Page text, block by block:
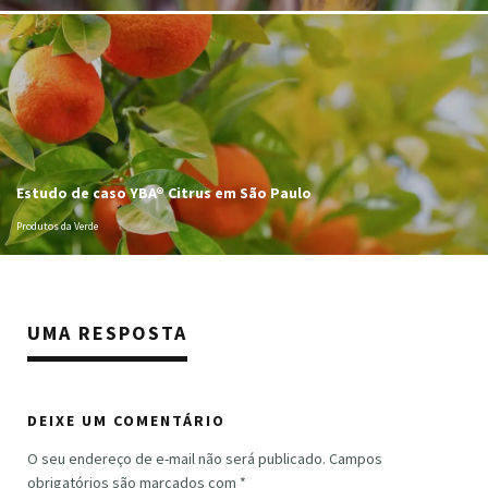
Estudo de caso YBA® Citrus em São Paulo
Produtos da Verde
UMA RESPOSTA
DEIXE UM COMENTÁRIO
O seu endereço de e-mail não será publicado. Campos
obrigatórios são marcados com *